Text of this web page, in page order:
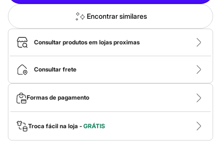
Calças
Casacos e Jaquetas
Jeans
Macacões
Saias
Shorts e Bermudas
Vestidos
Acessórios
Bolsas
Bonés e Chapéus
Bijoux
Cintos
Óculos
Relógios
Calçados
Botas
Encontrar similares
Consultar produtos em lojas proximas
Consultar frete
Formas de pagamento
Troca fácil na loja - GRÁTIS